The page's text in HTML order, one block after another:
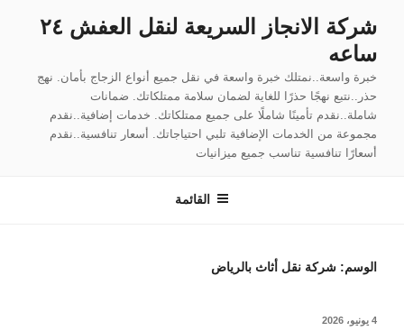
المحتوى
شركة الانجاز السريعة لنقل العفش ٢٤
ساعه
خبرة واسعة..نمتلك خبرة واسعة في نقل جميع أنواع الزجاج بأمان. نهج
حذر..نتبع نهجًا حذرًا للغاية لضمان سلامة ممتلكاتك. ضمانات
شاملة..نقدم تأمينًا شاملًا على جميع ممتلكاتك. خدمات إضافية..نقدم
مجموعة من الخدمات الإضافية تلبي احتياجاتك. أسعار تنافسية..نقدم
أسعارًا تنافسية تناسب جميع ميزانيات
القائمة
الوسم: شركة نقل أثاث بالرياض
نُشر
4 يونيو، 2026